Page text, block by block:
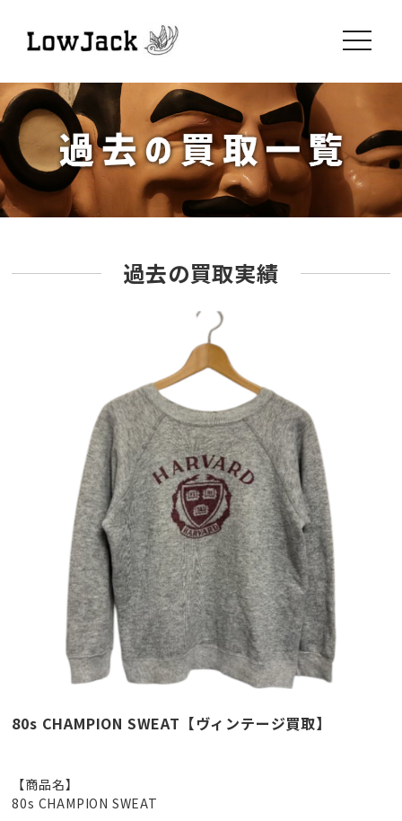
toggle
過去の買取実績
80s CHAMPION SWEAT【ヴィンテージ買取】
【商品名】
80s CHAMPION SWEAT